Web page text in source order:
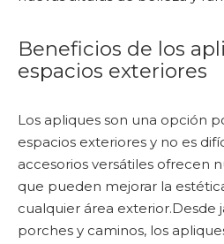
Beneficios de los
espacios exteriores
Los apliques son una opción
espacios exteriores y no es
accesorios versátiles ofrecen
que pueden mejorar la
cualquier área exterior.Desde
porches y caminos, los